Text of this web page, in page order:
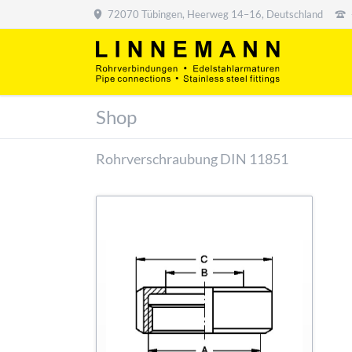
72070 Tübingen, Heerweg 14–16, Deutschland
Shop
Rohrverschraubung DIN 11851